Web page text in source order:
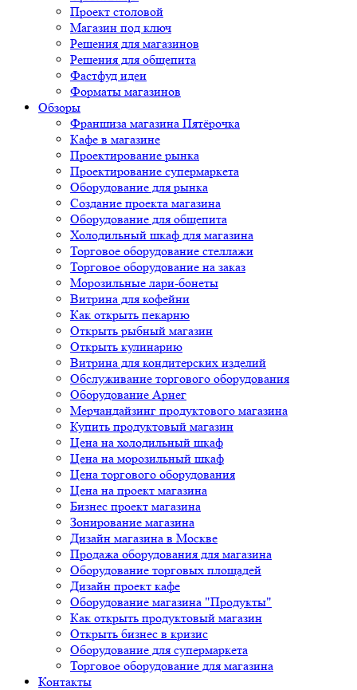
Проект столовой
Магазин под ключ
Решения для магазинов
Решения для общепита
Фастфуд идеи
Форматы магазинов
Обзоры
Франшиза магазина Пятёрочка
Кафе в магазине
Проектирование рынка
Проектирование супермаркета
Оборудование для рынка
Создание проекта магазина
Оборудование для общепита
Холодильный шкаф для магазина
Торговое оборудование стеллажи
Торговое оборудование на заказ
Морозильные лари-бонеты
Витрина для кофейни
Как открыть пекарню
Открыть рыбный магазин
Открыть кулинарию
Витрина для кондитерских изделий
Обслуживание торгового оборудования
Оборудование Арнег
Мерчандайзинг продуктового магазина
Купить продуктовый магазин
Цена на холодильный шкаф
Цена на морозильный шкаф
Цена торгового оборудования
Цена на проект магазина
Бизнес проект магазина
Зонирование магазина
Дизайн магазина в Москве
Продажа оборудования для магазина
Оборудование торговых площадей
Дизайн проект кафе
Оборудование магазина "Продукты"
Как открыть продуктовый магазин
Открыть бизнес в кризис
Оборудование для супермаркета
Торговое оборудование для магазина
Контакты